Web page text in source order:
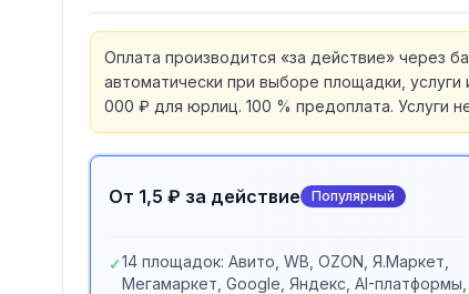
Оплата производится «за действие» через
автоматически при выборе площадки,
000 ₽ для юрлиц. 100 % предоплата.
От 1,5 ₽ за действие Популярный
✓14 площадок: Авито, WB, OZON, Я.Маркет,
Мегамаркет, Google, Яндекс, AI-платформы,